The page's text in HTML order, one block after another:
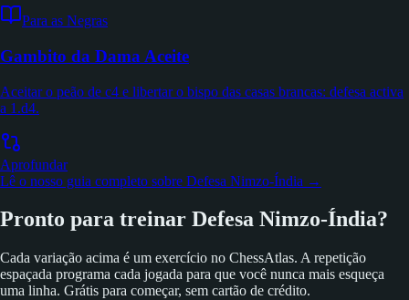
Para as Negras
Gambito da Dama Aceite
Aceitar o peão de c4 e libertar o bispo das casas brancas: defesa activa
a 1.d4.
Aprofundar
Lê o nosso guia completo sobre Defesa Nimzo-Índia →
Pronto para treinar Defesa Nimzo-Índia?
Cada variação acima é um exercício no ChessAtlas. A repetição
espaçada programa cada jogada para que você nunca mais esqueça
uma linha. Grátis para começar, sem cartão de crédito.